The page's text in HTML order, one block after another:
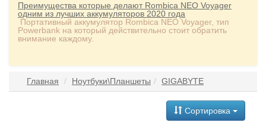
Преимущества которые делают Rombica NEO Voyager
одним из лучших аккумуляторов 2020 года
Портативный аккумулятор Rombica NEO Voyager, тип
Powerbank на который действительно стоит обратить
внимание каждому.
Главная Ноутбуки\Планшеты GIGABYTE
Сортировка